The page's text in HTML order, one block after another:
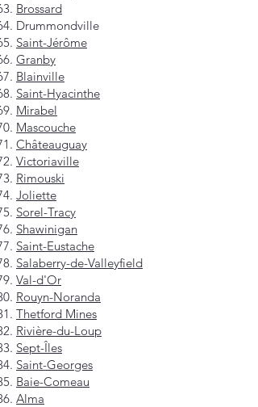
Brossard
Drummondville
Saint-Jérôme
Granby
Blainville
Saint-Hyacinthe
Mirabel
Mascouche
Châteauguay
Victoriaville
Rimouski
Joliette
Sorel-Tracy
Shawinigan
Saint-Eustache
Salaberry-de-Valleyfield
Val-d'Or
Rouyn-Noranda
Thetford Mines
Rivière-du-Loup
Sept-Îles
Saint-Georges
Baie-Comeau
Alma